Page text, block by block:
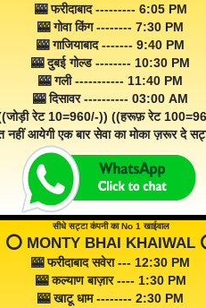
🎰 फरीदाबाद --------- 6:05 PM
🎰 गोवा किंग -------- 7:30 PM
🎰 गाजियाबाद ------- 9:40 PM
🎰 दुबई गोल्ड -------- 10:30 PM
🎰 गली ----------- 11:40 PM
🎰 दिसावर ---------- 03:00 AM
रेट 10=960/-)) ((हरूफ़ रेट
आयेगी एक बार सेवा का मोका ज़रूर दे
सीधे सट्टा कंपनी का No 1 खाईवाल
⭕️ MONTY BHAI KHAIWAL
🎰 फरीदाबाद सवेरा --- 12:30 PM
🎰 कल्याण बाज़ार ---- 1:30 PM
🎰 खाटू धाम -------- 2:30 PM